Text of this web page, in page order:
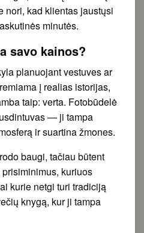
nori, kad klientas jaustųsi
minutės.
savo kainos?
planuojant vestuves ar
į realias istorijas,
taip: verta. Fotobūdelė
— ji tampa
ir suartina žmones.
baugi, tačiau būtent
kuriuos
kurie netgi turi tradiciją
knygą, kur ji tampa